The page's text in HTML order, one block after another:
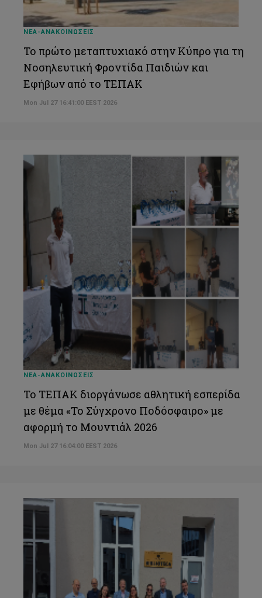
ΝΕΑ-ΑΝΑΚΟΙΝΩΣΕΙΣ
Το πρώτο μεταπτυχιακό στην Κύπρο για τη
Νοσηλευτική Φροντίδα Παιδιών και
Εφήβων από το ΤΕΠΑΚ
Mon Jul 27 16:41:00 EEST 2026
ΝΕΑ-ΑΝΑΚΟΙΝΩΣΕΙΣ
Το ΤΕΠΑΚ διοργάνωσε αθλητική εσπερίδα
με θέμα «Το Σύγχρονο Ποδόσφαιρο» με
αφορμή το Μουντιάλ 2026
Mon Jul 27 16:04:00 EEST 2026